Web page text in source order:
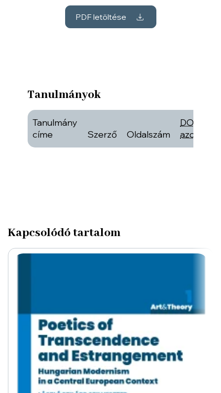
PDF letöltése
Tanulmányok
Tanulmány
címe
Szerző Oldalszám
DOI
azonosító
Kapcsolódó tartalom